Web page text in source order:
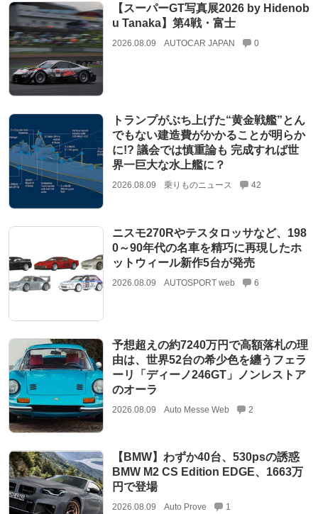
【スーパーGT写真展2026 by Hidenob
u Tanaka】第4戦・富士
2026.08.09 AUTOCAR JAPAN 0
トランプがぶち上げた“黄金戦艦”とん
でもない建造費がかかることが明らか
に!? 議会では慎重論も 完成すれば世
界一巨大な水上艦に？
2026.08.09 乗りものニュース 42
ニスモ270Rやテスタロッサなど、198
0～90年代の名車を精巧に再現したホ
ットウィール新作5台が発売
2026.08.09 AUTOSPORT web 6
予想超えの約7240万円で高額落札の理
由は、世界52台の希少色を纏うフェラ
ーリ「ディーノ246GT」ノンレストア
のオーラ
2026.08.09 Auto Messe Web 2
【BMW】わずか40台、530psの誘惑
BMW M2 CS Edition EDGE、1663万
円で登場
2026.08.09 Auto Prove 1